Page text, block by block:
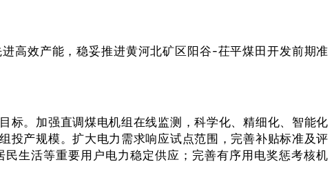
高效产能，稳妥推进黄河北矿区阳谷-茌平煤田开发前期准
标。加强直调煤电机组在线监测，科学化、精细化、智能化
投产规模。扩大电力需求响应试点范围，完善补贴标准及评
生活等重要用户电力稳定供应；完善有序用电奖惩考核机